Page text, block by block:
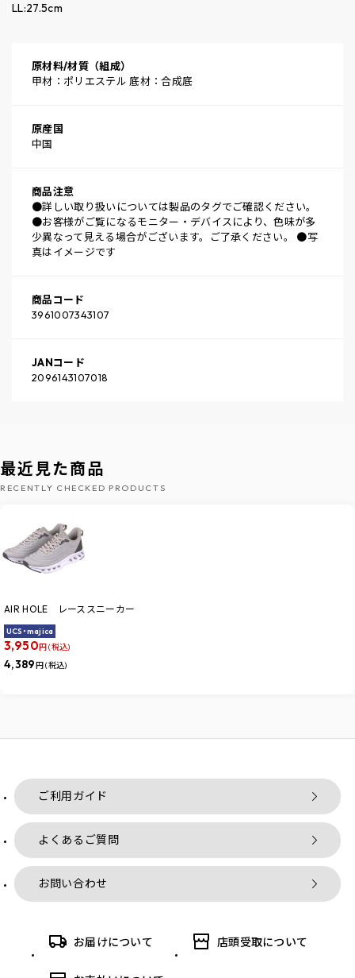
LL:27.5cm
原材料/材質（組成）
甲材：ポリエステル 底材：合成底
原産国
中国
商品注意
●詳しい取り扱いについては製品のタグでご確認ください。
●お客様がご覧になるモニター・デバイスにより、色味が多
少異なって見える場合がございます。ご了承ください。 ●写
真はイメージです
商品コード
3961007343107
JANコード
2096143107018
最近見た商品
RECENTLY CHECKED PRODUCTS
AIR HOLE レーススニーカー
UCS・majica
3,950円 (税込)
4,389 円 (税込)
ご利用ガイド
よくあるご質問
お問い合わせ
お届けについて 店頭受取について